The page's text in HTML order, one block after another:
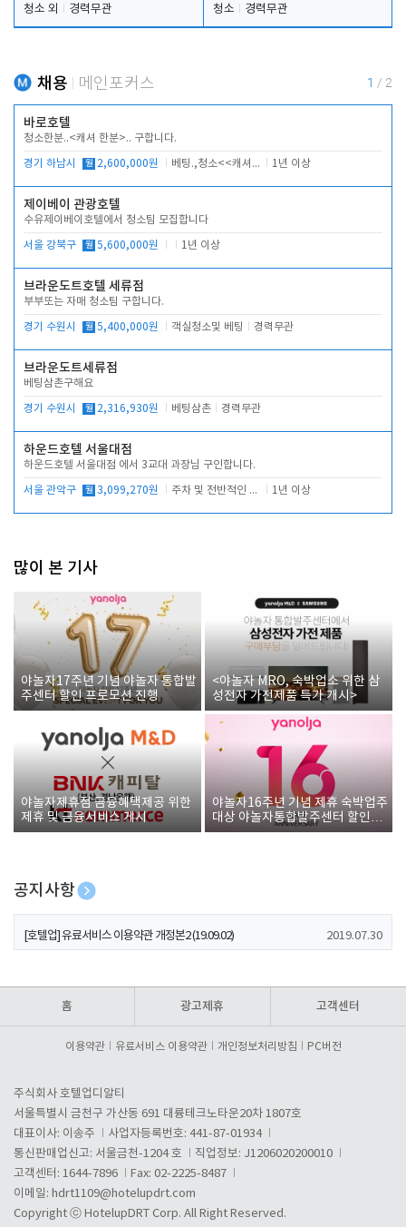
청소 외
경력무관
청소
경력무관
채용 메인포커스 1 / 2
바로호텔
청소한분..<캐셔 한분>.. 구합니다.
경기 하남시 월 2,600,000원 베팅.,청소<<캐셔 모셔봅니다. 1년 이상
제이베이 관광호텔
수유제이베이호텔에서 청소팀 모집합니다
서울 강북구 월 5,600,000원 1년 이상
브라운도트호텔 세류점
부부또는 자매 청소팀 구합니다.
경기 수원시 월 5,400,000원 객실청소및 베팅 경력무관
브라운도트세류점
베팅삼촌구해요
경기 수원시 월 2,316,930원 베팅삼촌 경력무관
하운드호텔 서울대점
하운드호텔 서울대점 에서 3교대 과장님 구인합니다.
서울 관악구 월 3,099,270원 주차 및 전반적인 당번업무 1년 이상
많이 본 기사
야놀자17주년 기념 야놀자 통합발
주센터 할인 프로모션 진행
<야놀자 MRO, 숙박업소 위한 삼
성전자 가전제품 특가 개시>
야놀자제휴점 금융혜택제공 위한
제휴 및 금융서비스 게시
야놀자16주년 기념 제휴 숙박업주
대상 야놀자통합발주센터 할인쿠
폰 증정
공지사항
[호텔업] 개인정보 처리방침 개정본1 (19.09.02)
[호텔업] 유료서비스 이용약관 개정본2 (19.09.02) 2019.07.30
홈 광고제휴 고객센터
이용약관 유료서비스 이용약관 개인정보처리방침 PC버전
주식회사 호텔업디알티
서울특별시 금천구 가산동 691 대륭테크노타운20차 1807호
대표이사: 이송주
사업자등록번호: 441-87-01934
통신판매업신고: 서울금천-1204 호
직업정보: J1206020200010
고객센터: 1644-7896
Fax: 02-2225-8487
이메일: hdrt1109@hotelupdrt.com
Copyright ⓒ HotelupDRT Corp. All Right Reserved.